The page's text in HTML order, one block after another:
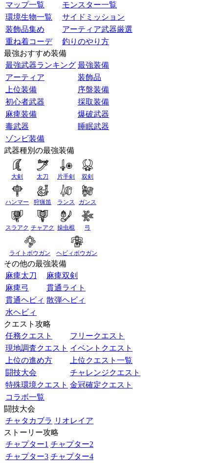
マップ一覧
モンスター一覧
環境生物一覧
サイドミッション
装飾品集め
アーティア武器厳選
重ね着コーデ
釣りのやり方
最強おすすめ装備
最強武器ランキング 最強装備
アーティア
装飾品
上位装備
序盤装備
初心者武器
採取装備
麻痺装備
爆破武器
毒武器
睡眠武器
ゾンビ装備
武器種別の最強装備
大剣 太刀 片手剣 双剣
ハンマー 狩猟笛 ランス ガンス
スラアク チャアク 操虫棍 弓
ライトボウガン ヘビィボウガン
その他の最強装備
麻痺太刀
麻痺双剣
麻痺弓
貫通ライト
貫通ヘビィ 散弾ヘビィ
水ヘビィ
クエスト攻略
任務クエスト
フリークエスト
現地調査クエスト イベントクエスト
上位の進め方
上位クエスト一覧
闘技大会
チャレンジクエスト
特殊環境クエスト 金冠確定クエスト
コラボ一覧
闘技大会
チャタカブラ リオレイア
ストーリー攻略
チャプター1 チャプター2
チャプター3 チャプター4